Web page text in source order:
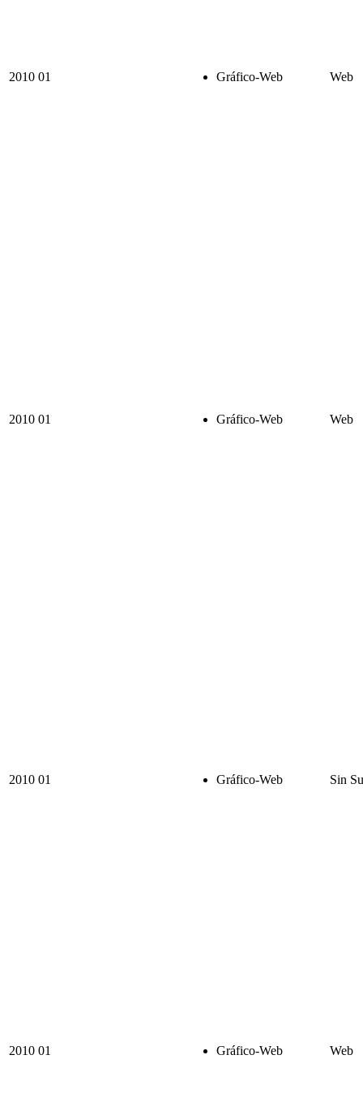
2010 01 Gráfico-Web Web
2010 01 Gráfico-Web Web
2010 01 Gráfico-Web Sin
2010 01 Gráfico-Web Web